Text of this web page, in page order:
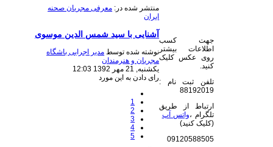
منتشر شده در: معرفی مجریان صحنه
ایران
آشنایی با سید شمس الدین موسوی
نوشته شده توسط مدیر اجرایی باشگاه
مجریان و هنرمندان
یکشنبه, 21 مهر 1392 12:03
رای دادن به این مورد
1
2
3
4
5
جهت کسب
اطلاعات بیشتر
روی عکس کلیک
کنید.
تلفن ثبت نام :
88192019
ارتباط از طریق
تلگرام ،واتس آپ
(کلیک کنید)
09120588505